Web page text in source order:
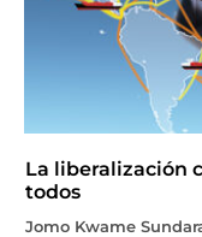
La liberalización
todos
Jomo Kwame